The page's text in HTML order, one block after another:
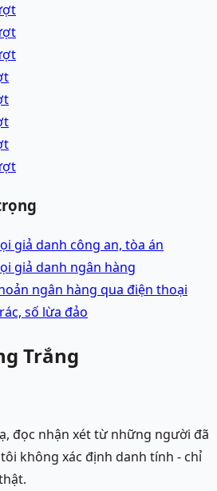
giả danh công an, tòa án
giả danh ngân hàng
ngân hàng qua điện thoại
số lừa đảo
Trắng
đọc nhận xét từ những người đã
không xác định danh tính - chỉ